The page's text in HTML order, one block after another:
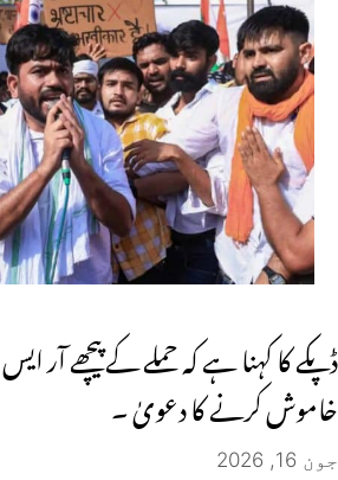
ڈپکے کا کہنا ہے کہ حملے کے پیچھے آر
خاموش کرنے کا دعویٰ ۔
جون 16, 2026